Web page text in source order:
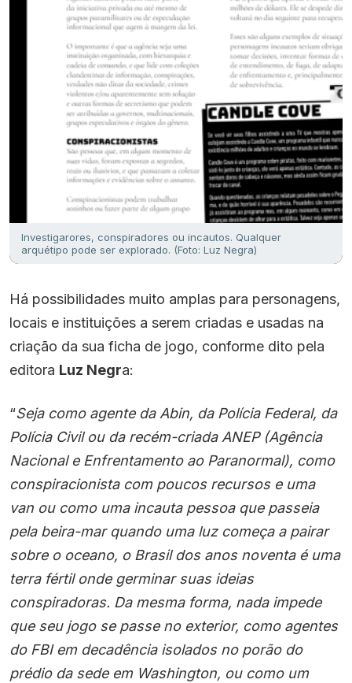
Investigarores, conspiradores ou incautos. Qualquer
arquétipo pode ser explorado. (Foto: Luz Negra)
Há possibilidades muito amplas para personagens,
locais e instituições a serem criadas e usadas na
criação da sua ficha de jogo, conforme dito pela
editora Luz Negra:
“Seja como agente da Abin, da Polícia Federal, da
Polícia Civil ou da recém-criada ANEP (Agência
Nacional e Enfrentamento ao Paranormal), como
conspiracionista com poucos recursos e uma
van ou como uma incauta pessoa que passeia
pela beira-mar quando uma luz começa a pairar
sobre o oceano, o Brasil dos anos noventa é uma
terra fértil onde germinar suas ideias
conspiradoras. Da mesma forma, nada impede
que seu jogo se passe no exterior, como agentes
do FBI em decadência isolados no porão do
prédio da sede em Washington, ou como um